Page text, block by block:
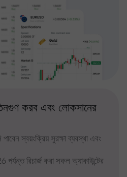
করব এবং লোকসানের
স্বয়ংক্রিয় সুরক্ষা ব্যবস্থা এবং
রিচার্জ করা সকল অ্যাকাউন্টের